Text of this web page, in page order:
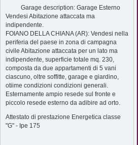
Garage description: Garage Esterno
Vendesi Abitazione attaccata ma
indipendente.
FOIANO DELLA CHIANA (AR): Vendesi nella
periferia del paese in zona di campagna
civile Abitazione attaccata per un lato ma
indipendente, superficie totale mq. 230,
composta da due appartamenti di 5 vani
ciascuno, oltre soffitte, garage e giardino,
otiime condizioni condizioni generali.
Esternamente ampio resede sul fronte e
piccolo resede esterno da adibire ad orto.
Attestato di prestazione Energetica classe
"G" - Ipe 175